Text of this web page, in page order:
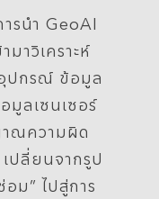
รนำ GeoAI
าวิเคราะห์
ปกรณ์ ข้อมูล
มูลเซนเซอร์
ณความผิด
ปลี่ยนจากรูป
ม” ไปสู่การ